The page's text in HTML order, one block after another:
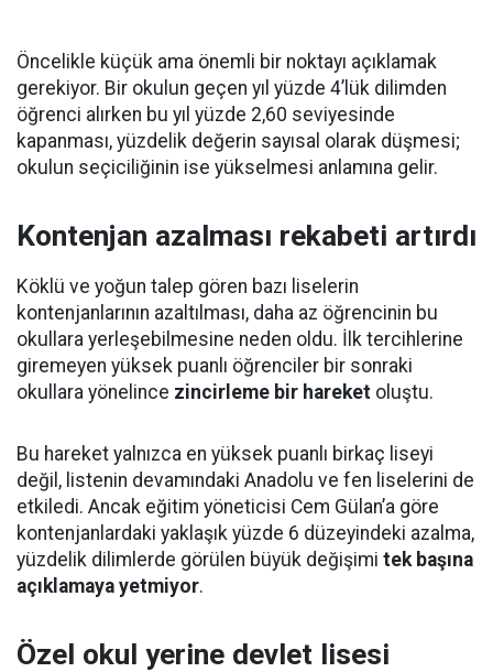
Öncelikle küçük ama önemli bir noktayı açıklamak
gerekiyor. Bir okulun geçen yıl yüzde 4’lük dilimden
öğrenci alırken bu yıl yüzde 2,60 seviyesinde
kapanması, yüzdelik değerin sayısal olarak düşmesi;
okulun seçiciliğinin ise yükselmesi anlamına gelir.
Kontenjan azalması rekabeti artırdı
Köklü ve yoğun talep gören bazı liselerin
kontenjanlarının azaltılması, daha az öğrencinin bu
okullara yerleşebilmesine neden oldu. İlk tercihlerine
giremeyen yüksek puanlı öğrenciler bir sonraki
okullara yönelince zincirleme bir hareket oluştu.
Bu hareket yalnızca en yüksek puanlı birkaç liseyi
değil, listenin devamındaki Anadolu ve fen liselerini de
etkiledi. Ancak eğitim yöneticisi Cem Gülan’a göre
kontenjanlardaki yaklaşık yüzde 6 düzeyindeki azalma,
yüzdelik dilimlerde görülen büyük değişimi tek başına
açıklamaya yetmiyor.
Özel okul yerine devlet lisesi